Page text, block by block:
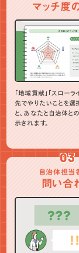
マッチ度
「地域貢献」「スローラ
先でやりたいことを選
と、あなたと自治体と
示されます。
03
自治体担当
問い合